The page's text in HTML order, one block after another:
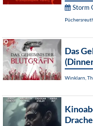
Storm
Das
Winklarn,